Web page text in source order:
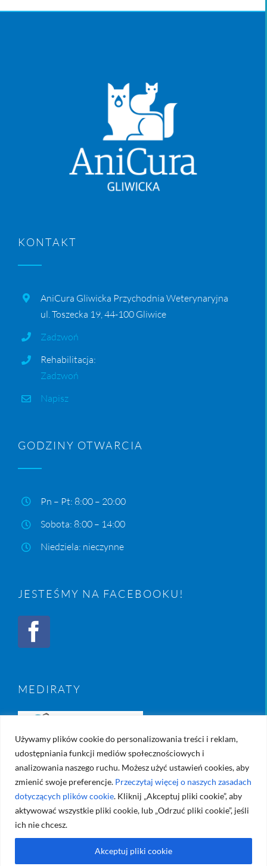
Używamy plików cookie do personalizowania treści i reklam,
udostępniania funkcji mediów społecznościowych i
analizowania naszego ruchu. Możesz użyć ustawień cookies, aby
zmienić swoje preferencje. Przeczytaj więcej o naszych zasadach
dotyczących plików cookie. Kliknij „Akceptuj pliki cookie”, aby
aktywować wszystkie pliki cookie, lub „Odrzuć pliki cookie”, jeśli
ich nie chcesz.
Akceptuj pliki cookie
KONTAKT
AniCura Gliwicka Przychodnia Weterynaryjna
ul. Toszecka 19, 44-100 Gliwice
Zadzwoń
Rehabilitacja:
Zadzwoń
Napisz
GODZINY OTWARCIA
Pn – Pt: 8:00 – 20:00
Sobota: 8:00 – 14:00
Niedziela: nieczynne
JESTEŚMY NA FACEBOOKU!
MEDIRATY
2026 | Created byDiamond Studio